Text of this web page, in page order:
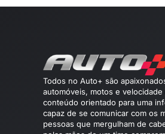
Todos no Auto+ são
automóveis, motos e
conteúdo orientado para uma
capaz de se comunicar com os
pessoas que mergulham de